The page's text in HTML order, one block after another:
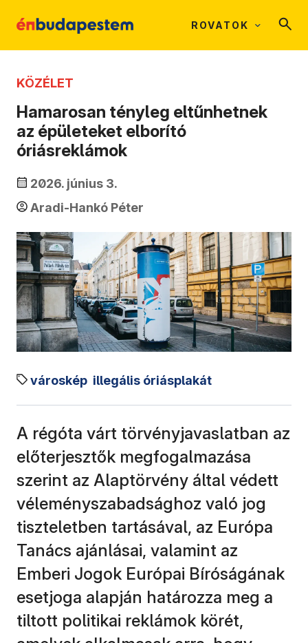
ROVATOK
KÖZÉLET
Hamarosan tényleg eltűnhetnek
az épületeket elborító
óriásreklámok
2026. június 3.
Aradi-Hankó Péter
városkép illegális óriásplakát
A régóta várt törvényjavaslatban az
előterjesztők megfogalmazása
szerint az Alaptörvény által védett
véleményszabadsághoz való jog
tiszteletben tartásával, az Európa
Tanács ajánlásai, valamint az
Emberi Jogok Európai Bíróságának
esetjoga alapján határozza meg a
tiltott politikai reklámok körét,